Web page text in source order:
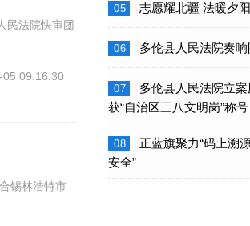
民法院快审团
05 09:16:30
锡林浩特市
05 志愿耀北疆 法暖夕
06 多伦县人民法院奏响
07 多伦县人民法院立
获“自治区三八文明岗”称号
08 正蓝旗聚力“码上溯
安全”